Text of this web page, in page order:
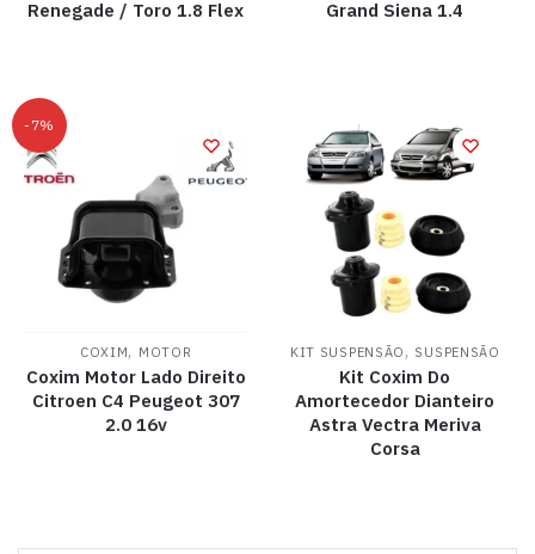
Renegade / Toro 1.8 Flex
Grand Siena 1.4
-7%
COXIM, MOTOR
Coxim Motor Lado Direito
Citroen C4 Peugeot 307
2.0 16v
KIT SUSPENSÃO , SUSPENSÃO
Kit Coxim Do
Amortecedor Dianteiro
Astra Vectra Meriva
Corsa